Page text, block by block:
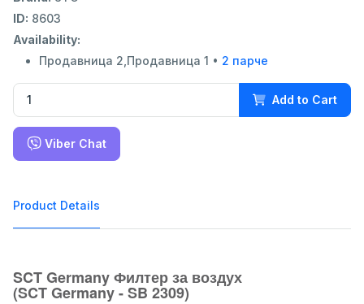
ID: 8603
Availability:
Продавница 2,Продавница 1 • 2 парче
Add to Cart
Viber Chat
Product Details
SCT Germany Филтер за воздух
(SCT Germany - SB 2309)